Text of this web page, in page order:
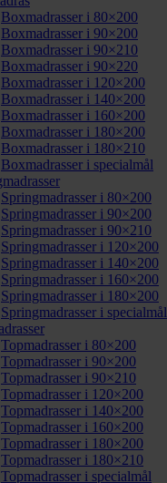
Boxmadrasser i 80×200
Boxmadrasser i 90×200
Boxmadrasser i 90×210
Boxmadrasser i 90×220
Boxmadrasser i 120×200
Boxmadrasser i 140×200
Boxmadrasser i 160×200
Boxmadrasser i 180×200
Boxmadrasser i 180×210
Boxmadrasser i specialmål
Springmadrasser i 80×200
Springmadrasser i 90×200
Springmadrasser i 90×210
Springmadrasser i 120×200
Springmadrasser i 140×200
Springmadrasser i 160×200
Springmadrasser i 180×200
Springmadrasser i specialmål
Topmadrasser i 80×200
Topmadrasser i 90×200
Topmadrasser i 90×210
Topmadrasser i 120×200
Topmadrasser i 140×200
Topmadrasser i 160×200
Topmadrasser i 180×200
Topmadrasser i 180×210
Topmadrasser i specialmål